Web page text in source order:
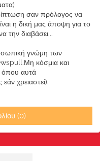
σαν πρόλογος να
η δική μας άποψη για το
την διαβάσει...
γνώμη των
κόσμια και
όπου αυτά
χρειαστεί).
(0)